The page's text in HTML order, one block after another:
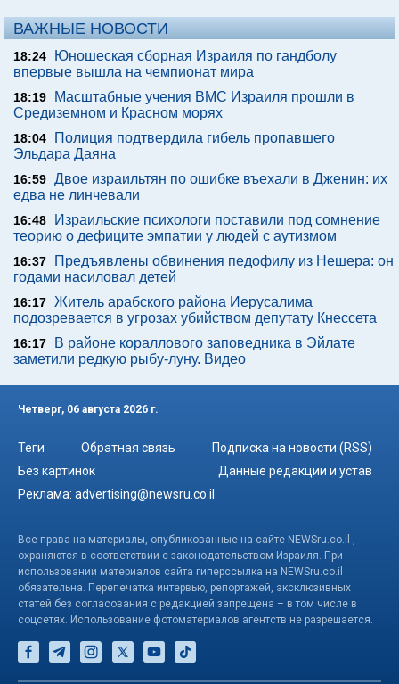
ВАЖНЫЕ НОВОСТИ
18:24
Юношеская сборная Израиля по гандболу
впервые вышла на чемпионат мира
18:19
Масштабные учения ВМС Израиля прошли в
Средиземном и Красном морях
18:04
Полиция подтвердила гибель пропавшего
Эльдара Даяна
16:59 Двое израильтян по ошибке въехали в Дженин: их
едва не линчевали
16:48
Израильские психологи поставили под сомнение
теорию о дефиците эмпатии у людей с аутизмом
16:37
Предъявлены обвинения педофилу из Нешера: он
годами насиловал детей
16:17 Житель арабского района Иерусалима
подозревается в угрозах убийством депутату Кнессета
16:17
В районе кораллового заповедника в Эйлате
заметили редкую рыбу-луну. Видео
Четверг, 06 августа 2026 г.
Теги Обратная связь
Подписка на новости (RSS)
Без картинок
Данные редакции и устав
Реклама: advertising@newsru.co.il
Все права на материалы, опубликованные на сайте NEWSru.co.il ,
охраняются в соответствии с законодательством Израиля. При
использовании материалов сайта гиперссылка на NEWSru.co.il
обязательна. Перепечатка интервью, репортажей, эксклюзивных
статей без согласования с редакцией запрещена – в том числе в
соцсетях. Использование фотоматериалов агентств не разрешается.